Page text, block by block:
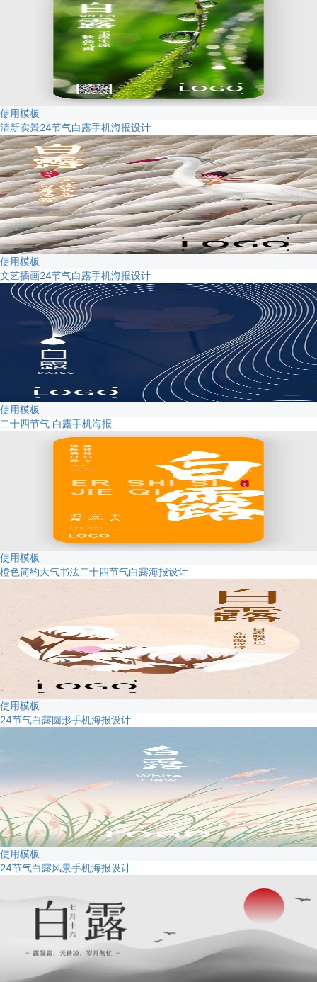
使用模板
清新实景24节气白露手机海报设计
使用模板
文艺插画24节气白露手机海报设计
使用模板
二十四节气 白露手机海报
使用模板
橙色简约大气书法二十四节气白露海报设计
使用模板
24节气白露圆形手机海报设计
使用模板
24节气白露风景手机海报设计